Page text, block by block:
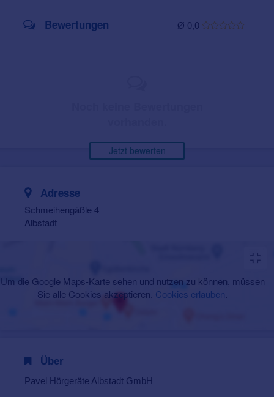
Ø 0,0
Bewertungen
Jetzt bewerten
Adresse
Schmeihengäßle 4
Albstadt
Um die Google Maps-Karte sehen und nutzen zu können, müssen
Sie alle Cookies akzeptieren. Cookies erlauben
Über
Pavel Hörgeräte Albstadt GmbH